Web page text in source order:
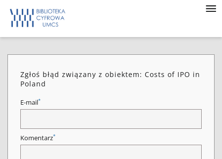
Zgłoś błąd związany z obiektem: Costs of IPO in
Poland
E-mail*
Komentarz*